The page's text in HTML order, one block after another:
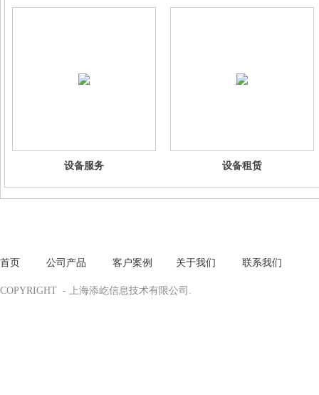
设备服务 设备租赁
首页 公司产品 客户案例 关于我们 联系我们
COPYRIGHT - 上海添屹信息技术有限公司.